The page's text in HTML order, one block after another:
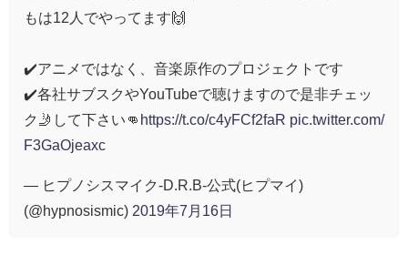
もは12人でやってます🙌
✔️アニメではなく、音楽原作のプロジェクトです
✔️各社サブスクやYouTubeで聴けますので是非チェッ
ク🤳して下さい👊 https://t.co/c4yFCf2faR pic.twitter.com/
F3GaOjeaxc
— ヒプノシスマイク-D.R.B-公式(ヒプマイ)
(@hypnosismic) 2019年7月16日